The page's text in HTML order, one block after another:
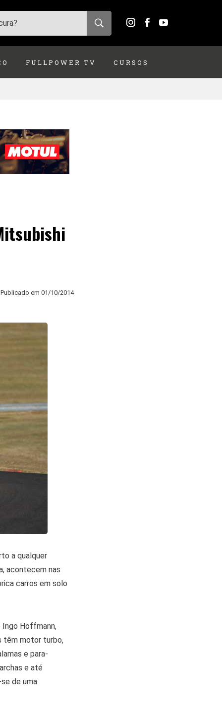
FULLPOWER TV CURSOS
Publicado em 01/10/2014
a qualquer
acontecem nas
carros em solo
Hoffmann,
têm motor turbo,
e para-
e até
de uma